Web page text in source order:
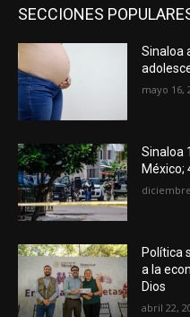
SECCIONES
Sinaloa
mayo 16,
Sinaloa
México;
Política
a la
Dios
abril 22,